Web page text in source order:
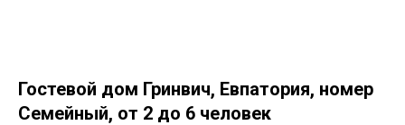
Гостевой дом Гринвич, Евпатория, номер
Семейный, от 2 до 6 человек